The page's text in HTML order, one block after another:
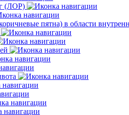
(ЛОР)
пятна) в области